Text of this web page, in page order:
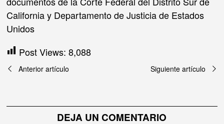
California y Departamento de Justicia de Estados
Unidos
Post Views: 8,088
Navegación
entradas
Anterior artículo Siguiente artículo
DEJA UN COMENTARIO